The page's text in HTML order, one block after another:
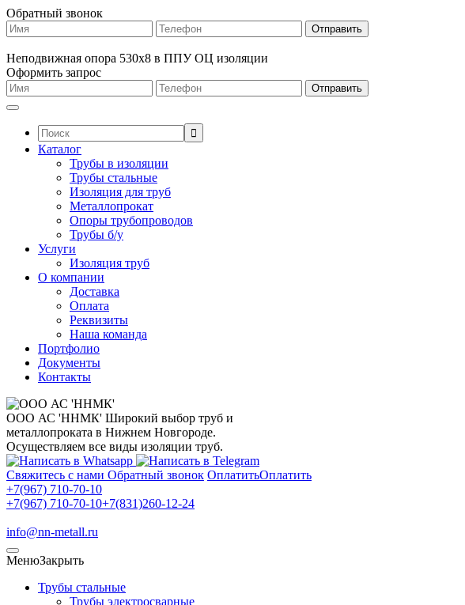
Обратный звонок
Неподвижная опора 530х8 в ППУ ОЦ изоляции
Оформить запрос
Поиск:
Каталог
Трубы в изоляции
Трубы стальные
Изоляция для труб
Металлопрокат
Опоры трубопроводов
Трубы б/у
Услуги
Изоляция труб
О компании
Доставка
Оплата
Реквизиты
Наша команда
Портфолио
Документы
Контакты
ООО АС 'ННМК' Широкий выбор труб и
металлопроката в Нижнем Новгороде.
Осуществляем все виды изоляции труб.
Свяжитесь с нами Обратный звонок ОплатитьОплатить
+7(967) 710-70-10
+7(967) 710-70-10+7(831)260-12-24
info@nn-metall.ru
МенюЗакрыть
Трубы стальные
Трубы электросварные